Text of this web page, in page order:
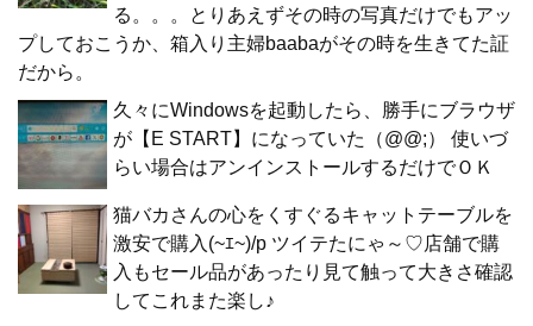
る。。。とりあえずその時の写真だけでもアッ
プしておこうか、箱入り主婦baabaがその時を生きてた証
だから。
久々にWindowsを起動したら、勝手にブラウザ
が【E START】になっていた（@@;） 使いづ
らい場合はアンインストールするだけでＯＫ
猫バカさんの心をくすぐるキャットテーブルを
激安で購入(~ｴ~)/p ツイテたにゃ～♡店舗で購
入もセール品があったり見て触って大きさ確認
してこれまた楽し♪